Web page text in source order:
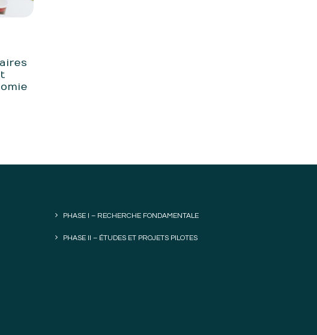
PHASE I – RECHERCHE FONDAMENTALE
PHASE II – ÉTUDES ET PROJETS PILOTES